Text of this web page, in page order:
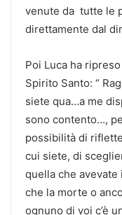
venute da tutte le
direttamente dal
Poi Luca ha
Spirito Santo: “
siete qua…a me
sono contento…,
possibilità di
cui siete, di
quella che
che la morte o
ognuno di voi c’è